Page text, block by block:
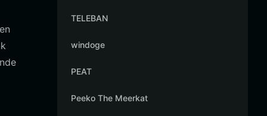
TELEBAN
windoge
PEAT
Peeko The Meerkat